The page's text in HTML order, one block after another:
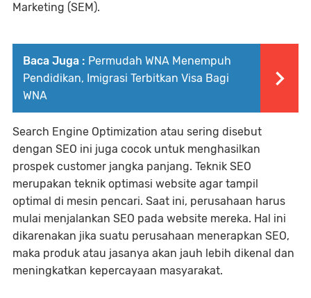
Marketing (SEM).
Baca Juga : Permudah WNA Menempuh
Pendidikan, Imigrasi Terbitkan Visa Bagi
WNA
Search Engine Optimization atau sering disebut
dengan SEO ini juga cocok untuk menghasilkan
prospek customer jangka panjang. Teknik SEO
merupakan teknik optimasi website agar tampil
optimal di mesin pencari. Saat ini, perusahaan harus
mulai menjalankan SEO pada website mereka. Hal ini
dikarenakan jika suatu perusahaan menerapkan SEO,
maka produk atau jasanya akan jauh lebih dikenal dan
meningkatkan kepercayaan masyarakat.